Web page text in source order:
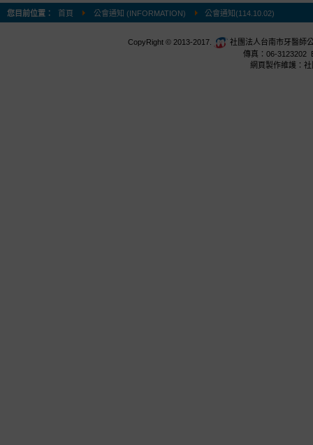
您目前位置： 首頁 公會通知 (INFORMATION) 公會通知(114.10.02)
CopyRight © 2013-2017.
社團法人台南市牙醫師
傳真：06-3123202
網頁製作維護：